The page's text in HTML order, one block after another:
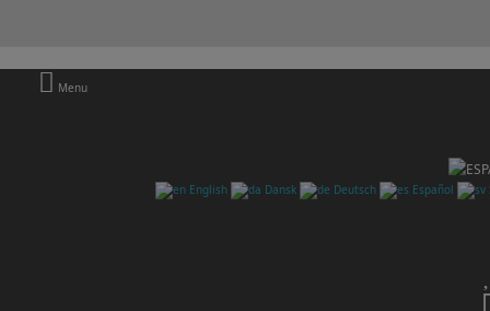
Menu
English Dansk Deutsch Español